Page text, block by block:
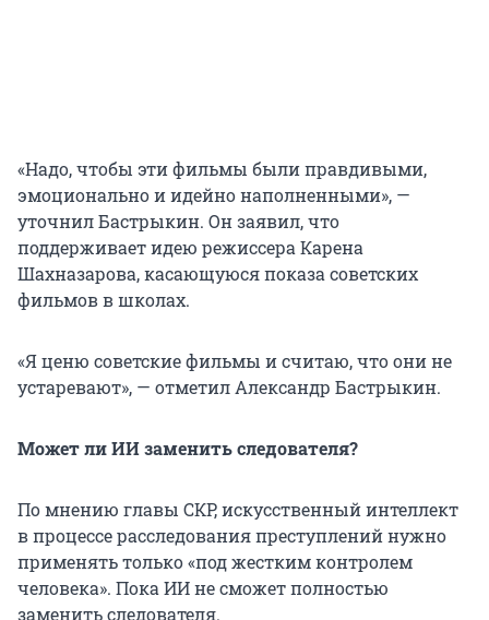
«Надо, чтобы эти фильмы были правдивыми,
эмоционально и идейно наполненными», —
уточнил Бастрыкин. Он заявил, что
поддерживает идею режиссера Карена
Шахназарова, касающуюся показа советских
фильмов в школах.
«Я ценю советские фильмы и считаю, что они не
устаревают», — отметил Александр Бастрыкин.
Может ли ИИ заменить следователя?
По мнению главы СКР, искусственный интеллект
в процессе расследования преступлений нужно
применять только «под жестким контролем
человека». Пока ИИ не сможет полностью
заменить следователя.